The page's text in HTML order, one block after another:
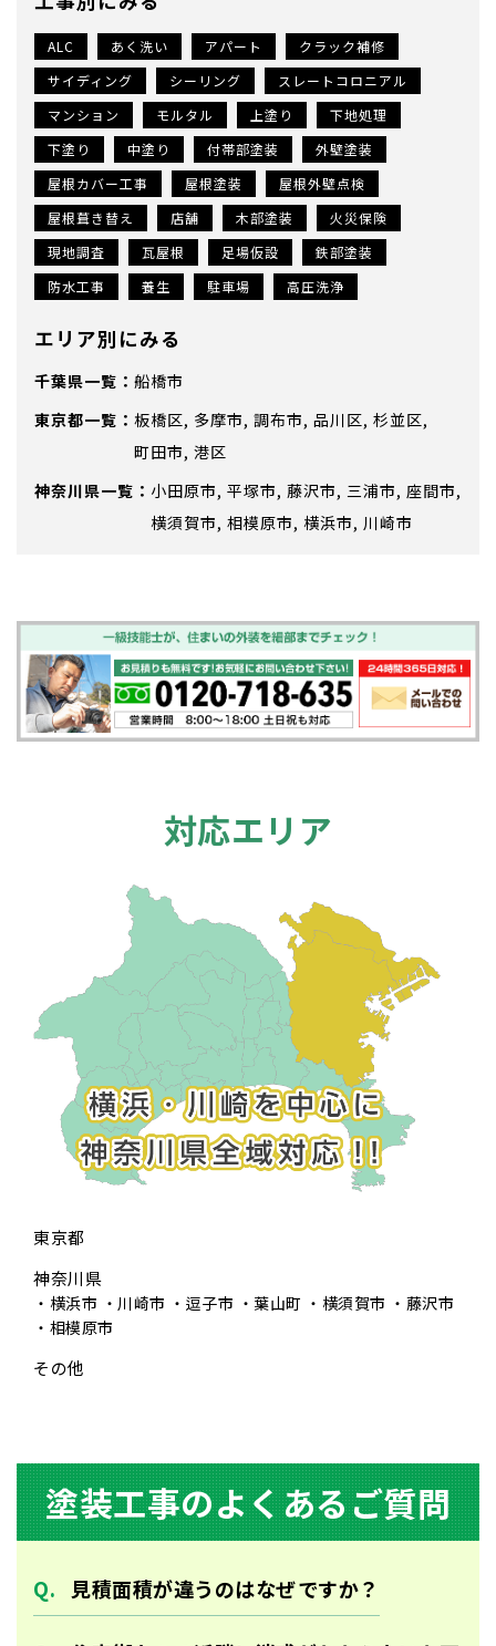
ALC あく洗い アパート
クラック補修
サイディング
シーリング
スレートコロニアル
マンション
モルタル 上塗り
下地処理
下塗り
中塗り 付帯部塗装
外壁塗装
屋根カバー工事
屋根塗装
屋根外壁点検
屋根葺き替え
店舗 木部塗装
火災保険
現地調査
瓦屋根 足場仮設
鉄部塗装
防水工事
養生 駐車場 高圧洗浄
エリア別にみる
千葉県
船橋市
東京都
板橋区 多摩市 調布市 品川区 杉並区
町田市 港区
神奈川県
小田原市 平塚市 藤沢市 三浦市 座間市
横須賀市 相模原市 横浜市 川崎市
対応エリア
東京都
神奈川県
横浜市 川崎市 逗子市 葉山町 横須賀市
藤沢市
相模原市
その他
塗装⼯事のよくあるご質問
⾒積⾯積が違うのはなぜですか？